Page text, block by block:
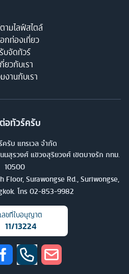
ามไลฟ์สไตล์
กท่องเที่ยว
รับจัดทัวร์
ยวกับเรา
งานกับเรา
อทัวร์ครับ
รับ แทรเวล จำกัด
นสุรวงศ์ แขวงสุริยวงศ์ เขตบางรัก กทม.
10500
Floor, Surawongse Rd., Suriwongse,
โทร 02-853-9982
เลขที่ใบอนุญาต
11/13224